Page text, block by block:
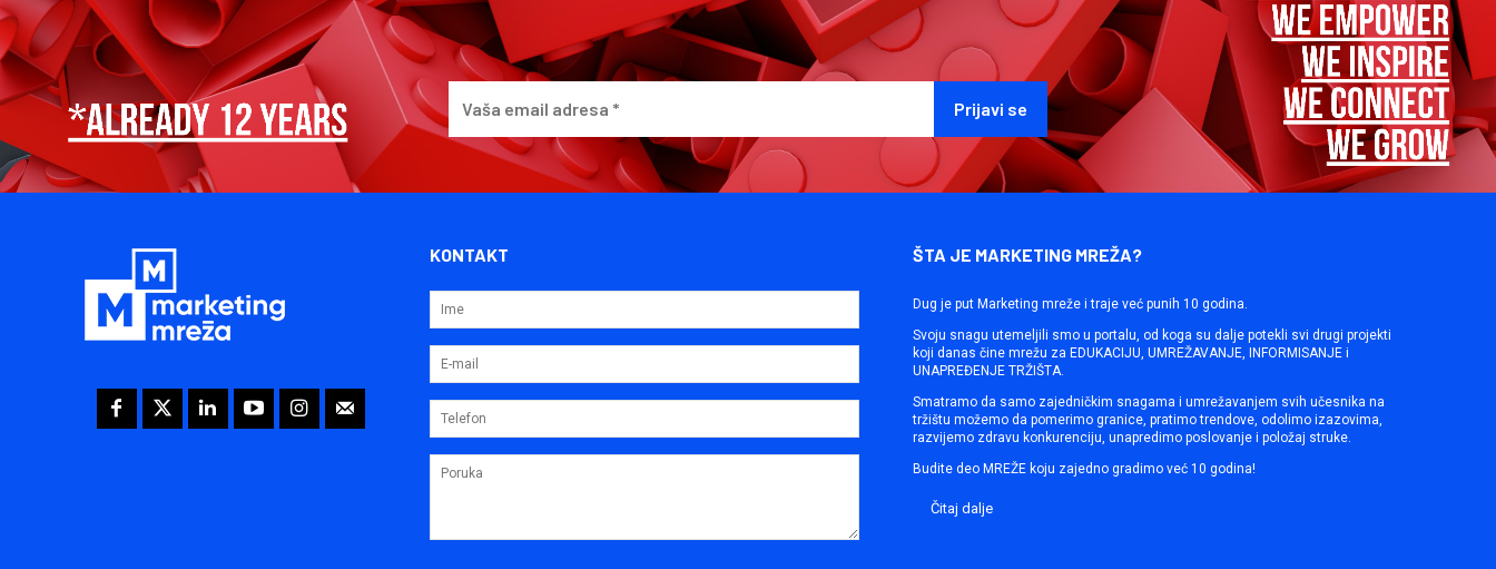
KONTAKT ŠTA JE MARKETING MREŽA?
Dug je put Marketing mreže i traje već punih 10 godina.
Svoju snagu utemeljili smo u portalu, od koga su dalje potekli svi drugi projekti
koji danas čine mrežu za EDUKACIJU, UMREŽAVANJE, INFORMISANJE i
UNAPREĐENJE TRŽIŠTA.
Smatramo da samo zajedničkim snagama i umrežavanjem svih učesnika na
tržištu možemo da pomerimo granice, pratimo trendove, odolimo izazovima,
razvijemo zdravu konkurenciju, unapredimo poslovanje i položaj struke.
Budite deo MREŽE koju zajedno gradimo već 10 godina!
Čitaj dalje